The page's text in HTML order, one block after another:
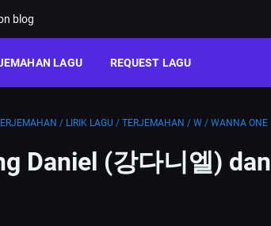
blog
LAGU REQUEST LAGU
/ LIRIK LAGU / TERJEMAHAN / W / WANNA ONE
Daniel (강다니엘) dan